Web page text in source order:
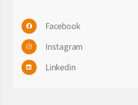
Photovoltaik
Batteriespeicher
Facebook
Instagram
Linkedin